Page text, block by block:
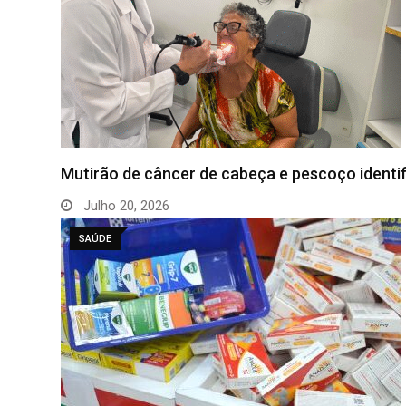
Mutirão de câncer de cabeça e pescoço
Julho 20, 2026
SAÚDE